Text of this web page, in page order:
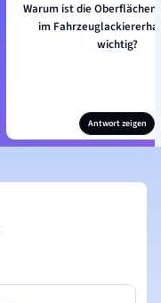
Warum ist die
im
wichtig?
Antwort zeigen